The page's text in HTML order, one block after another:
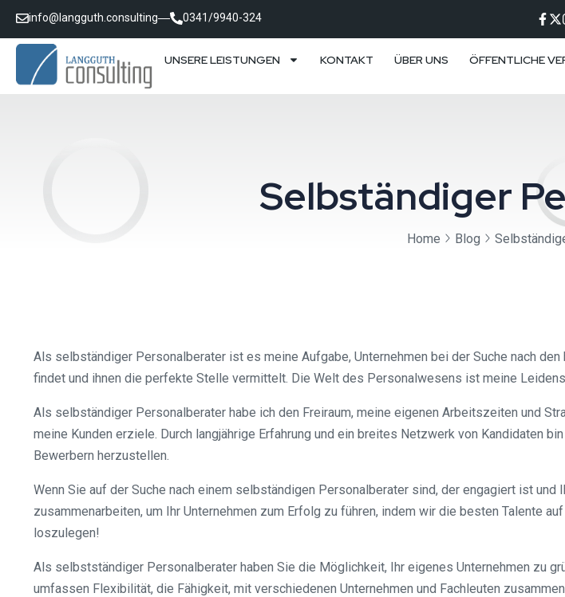
info@langguth.consulting 0341/9940-324
UNSERE LEISTUNGEN KONTAKT ÜBER UNS ÖFFENTLICHE
Selbständiger
Home Blog
Als selbständiger Personalberater ist es meine Aufgabe, Unternehmen bei der Suche nach
findet und ihnen die perfekte Stelle vermittelt. Die Welt des Personalwesens ist meine
Als selbständiger Personalberater habe ich den Freiraum, meine eigenen Arbeitszeiten und
meine Kunden erziele. Durch langjährige Erfahrung und ein breites Netzwerk von Kandidaten
Bewerbern herzustellen.
Wenn Sie auf der Suche nach einem selbständigen Personalberater sind, der engagiert ist
zusammenarbeiten, um Ihr Unternehmen zum Erfolg zu führen, indem wir die besten Talente
loszulegen!
Als selbstständiger Personalberater haben Sie die Möglichkeit, Ihr eigenes Unternehmen zu
umfassen Flexibilität, die Fähigkeit, mit verschiedenen Unternehmen und Fachleuten